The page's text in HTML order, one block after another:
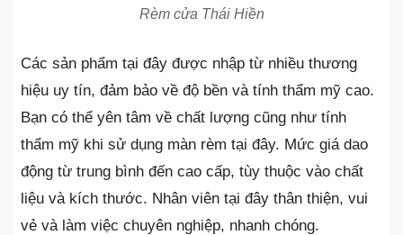
Rèm cửa Thái Hiền
Các sản phẩm tại đây được nhập từ nhiều thương
hiệu uy tín, đảm bảo về độ bền và tính thẩm mỹ cao.
Bạn có thể yên tâm về chất lượng cũng như tính
thẩm mỹ khi sử dụng màn rèm tại đây. Mức giá dao
động từ trung bình đến cao cấp, tùy thuộc vào chất
liệu và kích thước. Nhân viên tại đây thân thiện, vui
vẻ và làm việc chuyên nghiệp, nhanh chóng.